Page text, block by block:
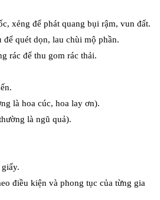
xẻng để phát quang bụi rậm, vun đất.
để quét dọn, lau chùi mộ phần.
rác để thu gom rác thải.
là hoa cúc, hoa lay ơn).
là ngũ quả).
điều kiện và phong tục của từng gia